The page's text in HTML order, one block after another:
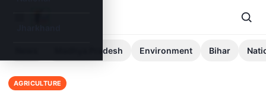
Madhya Pradesh Environment Bihar
AGRICULTURE